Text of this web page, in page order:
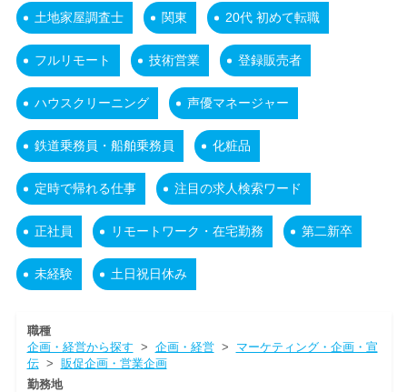
土地家屋調査士 関東 20代 初めて転職
フルリモート 技術営業 登録販売者
ハウスクリーニング 声優マネージャー
鉄道乗務員・船舶乗務員 化粧品
定時で帰れる仕事 注目の求人検索ワード
正社員 リモートワーク・在宅勤務 第二新卒
未経験 土日祝日休み
職種
企画・経営から探す > 企画・経営> マーケティング・企画・宣
伝> 販促企画・営業企画
勤務地